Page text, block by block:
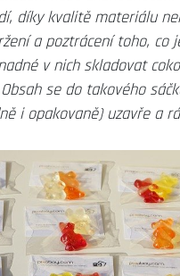
díky kvalitě materiálu
a poztrácení toho, co
v nich skladovat
se do takového
i opakovaně) uzavře a